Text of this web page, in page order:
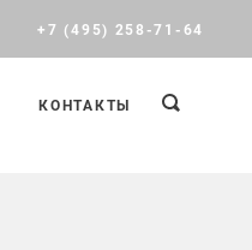
+7 (495) 258-71-64
КОНТАКТЫ